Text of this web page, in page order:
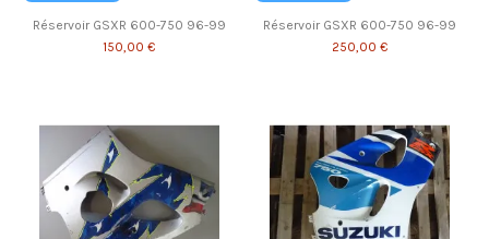
Réservoir GSXR 600-750 96-99
150,00 €
Réservoir GSXR 600-750 96-99
250,00 €